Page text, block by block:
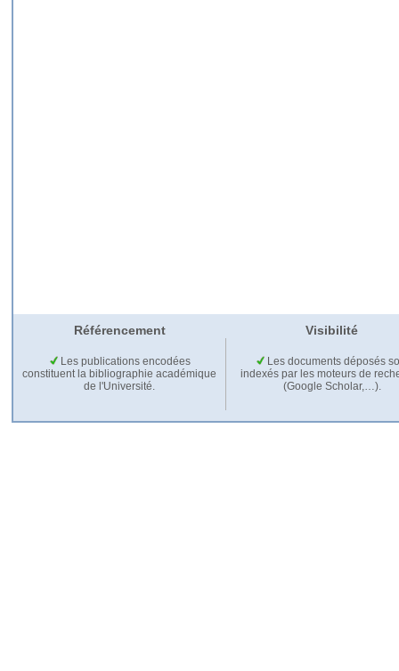
Référencement Visibilité
Les publications encodées
constituent la bibliographie académique
de l'Université.
Les documents déposés
indexés par les moteurs de
(Google Scholar,…).